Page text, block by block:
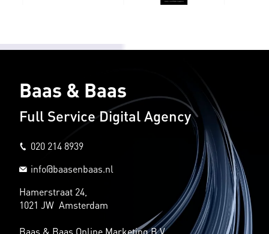
Baas & Baas
Full Service Digital Agency
020 214 8939
info@baasenbaas.nl
Hamerstraat 24,
1021 JW Amsterdam